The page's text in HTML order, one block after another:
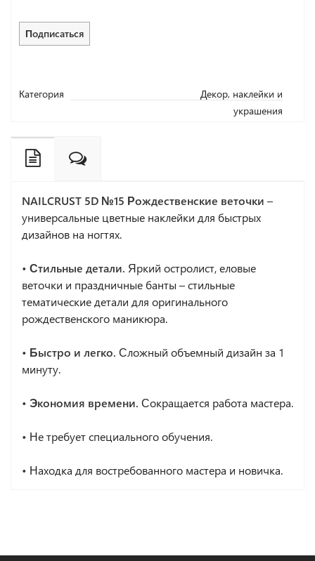
Подписаться
Категория
Декор, наклейки и
украшения
NAILCRUST 5D №15 Рождественские веточки –
универсальные цветные наклейки для быстрых
дизайнов на ногтях.
• Стильные детали. Яркий остролист, еловые
веточки и праздничные банты – стильные
тематические детали для оригинального
рождественского маникюра.
• Быстро и легко. Сложный объемный дизайн за 1
минуту.
• Экономия времени. Сокращается работа мастера.
• Не требует специального обучения.
• Находка для востребованного мастера и новичка.